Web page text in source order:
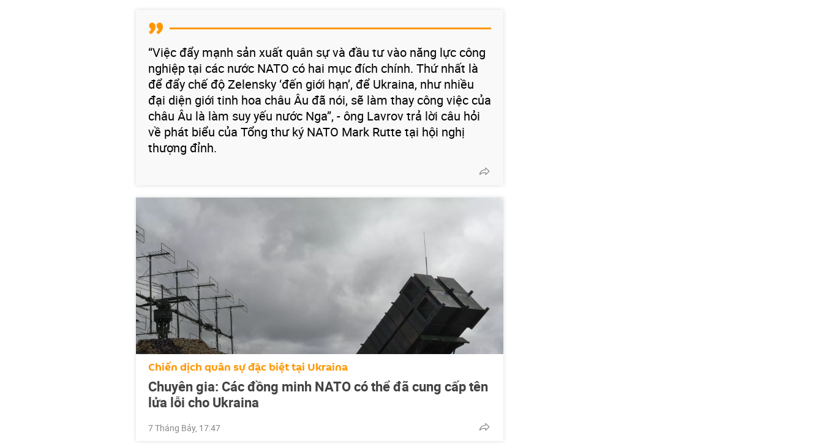
“Việc đẩy mạnh sản xuất quân sự và đầu tư vào năng lực công
nghiệp tại các nước NATO có hai mục đích chính. Thứ nhất là
để đẩy chế độ Zelensky ‘đến giới hạn’, để Ukraina, như nhiều
đại diện giới tinh hoa châu Âu đã nói, sẽ làm thay công việc của
châu Âu là làm suy yếu nước Nga”, - ông Lavrov trả lời câu hỏi
về phát biểu của Tổng thư ký NATO Mark Rutte tại hội nghị
thượng đỉnh.
Chiến dịch quân sự đặc biệt tại Ukraina
Chuyên gia: Các đồng minh NATO có thể đã cung cấp tên
lửa lỗi cho Ukraina
7 Tháng Bảy, 17:47